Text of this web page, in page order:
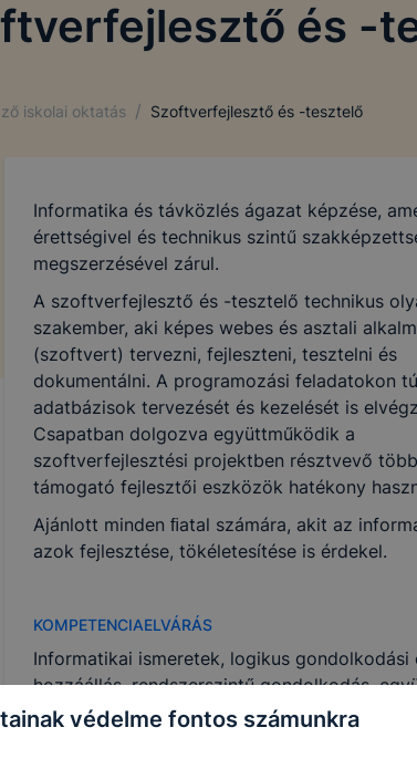
és -
iskolai oktatás / Szoftverfejlesztő és -tesztelő
Informatika és távközlés ágazat képzése,
érettségivel és technikus szintű
megszerzésével zárul.
A szoftverfejlesztő és -tesztelő technikus
szakember, aki képes webes és asztali
(szoftvert) tervezni, fejleszteni, tesztelni és
dokumentálni. A programozási feladatokon
adatbázisok tervezését és kezelését is
Csapatban dolgozva együttműködik a
szoftverfejlesztési projektben résztvevő
támogató fejlesztői eszközök hatékony
Ajánlott minden ﬁatal számára, akit az
azok fejlesztése, tökéletesítése is érdekel.
KOMPETENCIAELVÁRÁS
Informatikai ismeretek, logikus
hozzáállás, rendszerszintű gondolkodás,
védelme fontos számunkra